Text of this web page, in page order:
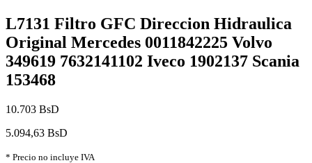
L7131 Filtro GFC Direccion Hidraulica
Original Mercedes 0011842225 Volvo
349619 7632141102 Iveco 1902137 Scania
153468
10.703 BsD
5.094,63 BsD
* Precio no incluye IVA